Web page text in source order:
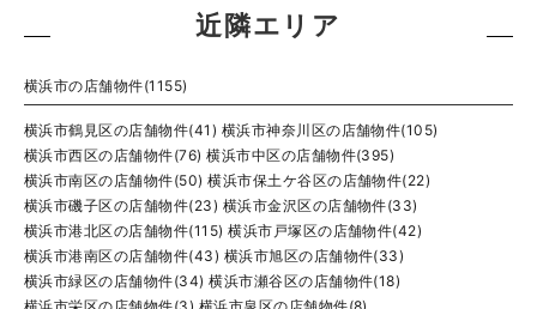
近隣エリア
横浜市の店舗物件(1155)
横浜市鶴見区の店舗物件(41) 横浜市神奈川区の店舗物件(105)
横浜市西区の店舗物件(76) 横浜市中区の店舗物件(395)
横浜市南区の店舗物件(50) 横浜市保土ケ谷区の店舗物件(22)
横浜市磯子区の店舗物件(23) 横浜市金沢区の店舗物件(33)
横浜市港北区の店舗物件(115) 横浜市戸塚区の店舗物件(42)
横浜市港南区の店舗物件(43) 横浜市旭区の店舗物件(33)
横浜市緑区の店舗物件(34) 横浜市瀬谷区の店舗物件(18)